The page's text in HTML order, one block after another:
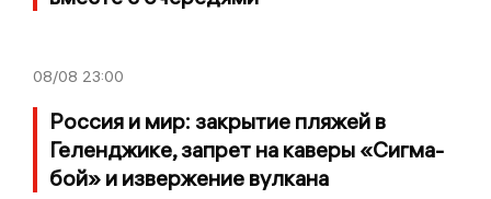
08/08 23:00
Россия и мир: закрытие пляжей в
Геленджике, запрет на каверы «Сигма-
бой» и извержение вулкана